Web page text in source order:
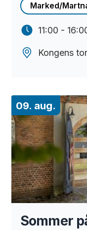
Marked/
11:00 -
Kongens
09. aug.
Sommer